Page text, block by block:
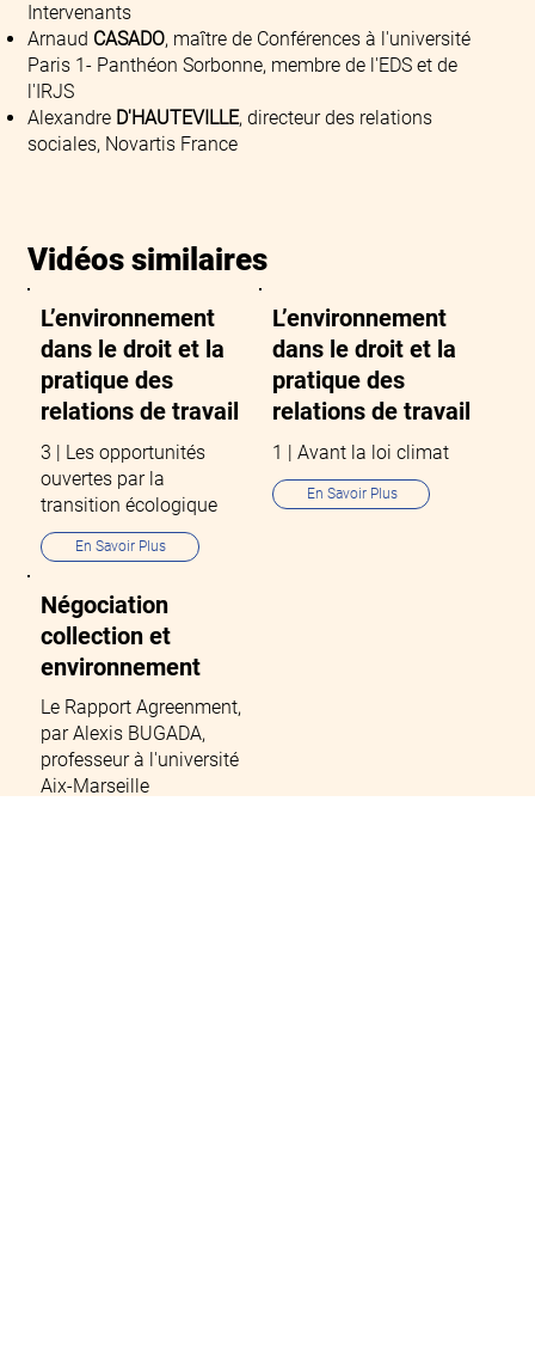
Intervenants
Arnaud CASADO, maître de Conférences à l'université
Paris 1- Panthéon Sorbonne, membre de l'EDS et de
l'IRJS
Alexandre D'HAUTEVILLE, directeur des relations
sociales, Novartis France
Vidéos similaires
L’environnement
dans le droit et la
pratique des
relations de travail
En Savoir Plus
3 | Les opportunités
ouvertes par la
transition écologique
L’environnement
dans le droit et la
pratique des
relations de travail
En Savoir Plus
1 | Avant la loi climat
Négociation
collection et
environnement
Le Rapport Agreenment,
par Alexis BUGADA,
professeur à l'université
Aix-Marseille